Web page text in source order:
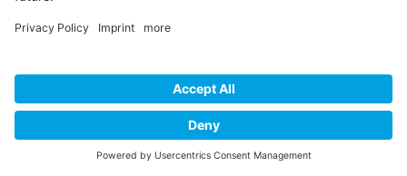
Exposé anfordern
about your activity. Please review the
this map.
More Information